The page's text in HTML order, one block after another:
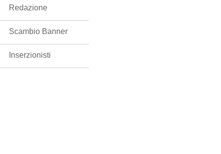
Redazione
Scambio Banner
Inserzionisti